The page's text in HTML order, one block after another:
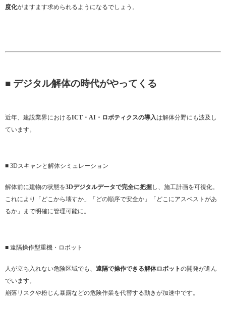
度化がますます求められるようになるでしょう。
■ デジタル解体の時代がやってくる
近年、建設業界におけるICT・AI・ロボティクスの導入は解体分野にも波及し
ています。
■ 3Dスキャンと解体シミュレーション
解体前に建物の状態を3Dデジタルデータで完全に把握し、施工計画を可視化。
これにより「どこから壊すか」「どの順序で安全か」「どこにアスベストがあ
るか」まで明確に管理可能に。
■ 遠隔操作型重機・ロボット
人が立ち入れない危険区域でも、 遠隔で操作できる解体ロボットの開発が進ん
でいます。
崩落リスクや粉じん暴露などの危険作業を代替する動きが加速中です。